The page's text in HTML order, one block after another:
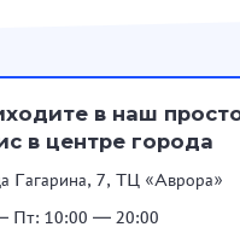
в наш
в центре города
Гагарина, 7, ТЦ «Аврора»
Пт: 10:00 — 20:00